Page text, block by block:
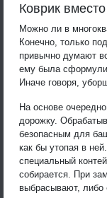
Коврик
Можно ли в
Конечно, только
привычно думают
ему была
Иначе говоря,
На основе
дорожку.
безопасным для
как бы утопая в
специальный
собирается. При
выбрасывают, либо